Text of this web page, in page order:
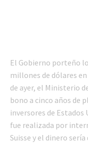
El Gobierno porteño
millones de dólares
de ayer, el Ministerio
bono a cinco años de
inversores de Estados
fue realizada por
Suisse y el dinero